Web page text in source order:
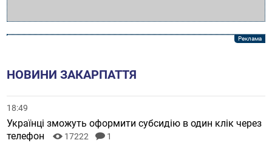
НОВИНИ ЗАКАРПАТТЯ
18:49
Українці зможуть оформити субсидію в один клік через
телефон
17222 1